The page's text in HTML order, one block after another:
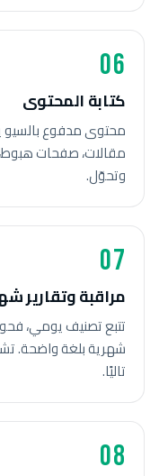
06
كتابة المحتوى
محتوى مدفوع بالسيو
مقالات، صفحات
وتحوّل.
07
مراقبة وتقارير
تتبع تصنيف يومي،
شهرية بلغة واضحة.
تاليًا.
08